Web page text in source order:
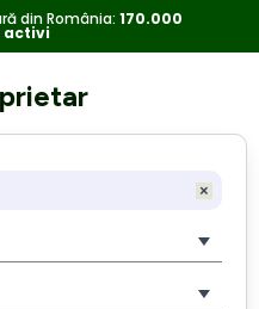
din România: 170.000
activi